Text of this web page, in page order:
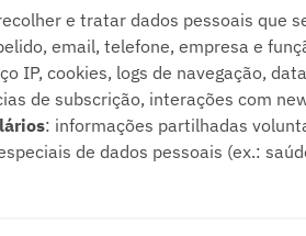
e tratar dados pessoais que
email, telefone, empresa e
IP, cookies, logs de navegação,
de subscrição, interações com
: informações partilhadas
de dados pessoais (ex.: